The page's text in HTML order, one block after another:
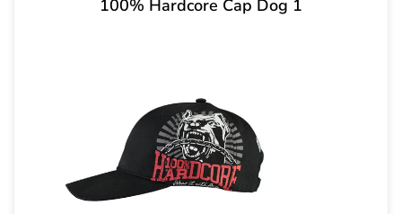
100% Hardcore Cap Dog 1